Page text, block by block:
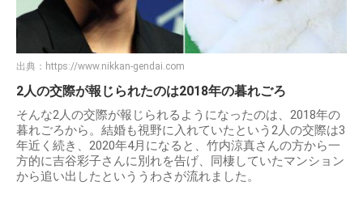
出典： https://www.nikkan-gendai.com
2人の交際が報じられたのは2018年の暮れごろ
そんな2人の交際が報じられるようになったのは、2018年の
暮れごろから。結婚も視野に入れていたという2人の交際は3
年近く続き、2020年4月になると、竹内涼真さんの方から一
方的に吉谷彩子さんに別れを告げ、同棲していたマンション
から追い出したといううわさが流れました。